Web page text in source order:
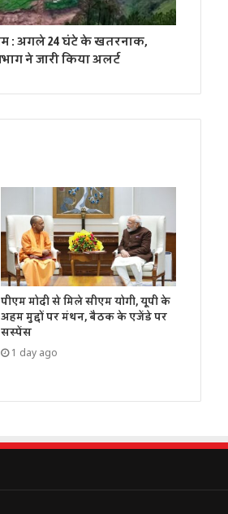
: अगले 24 घंटे के खतरनाक,
ने जारी किया अलर्ट
पीएम मोदी से मिले सीएम योगी, यूपी के
अहम मुद्दों पर मंथन, बैठक के एजेंडे पर
सस्पेंस
1 day ago